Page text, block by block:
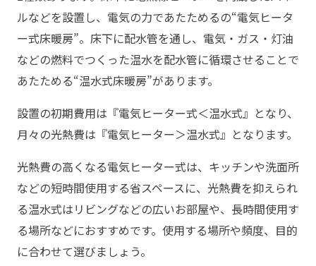
ルなどを設置し、電気の力であたためるの“電気ヒータ
ー式床暖房”。床下に配水管を通し、電気・ガス・灯油
などの燃料でつくった温水を配水管に循環させることで
あたためる“温水式床暖房”があります。
設置の初期費用は『電気ヒーター式＜温水式』となり、
月々の光熱費は『電気ヒーター＞温水式』となります。
光熱費の高くなる電気ヒーター式は、キッチンや洗面所
などの短時間使用する省スペースに、光熱費を抑えられ
る温水式はリビングなどの広いお部屋や、長時間使用す
る場所などにおすすめです。使用する場所や頻度、目的
に合わせて選びましょう。